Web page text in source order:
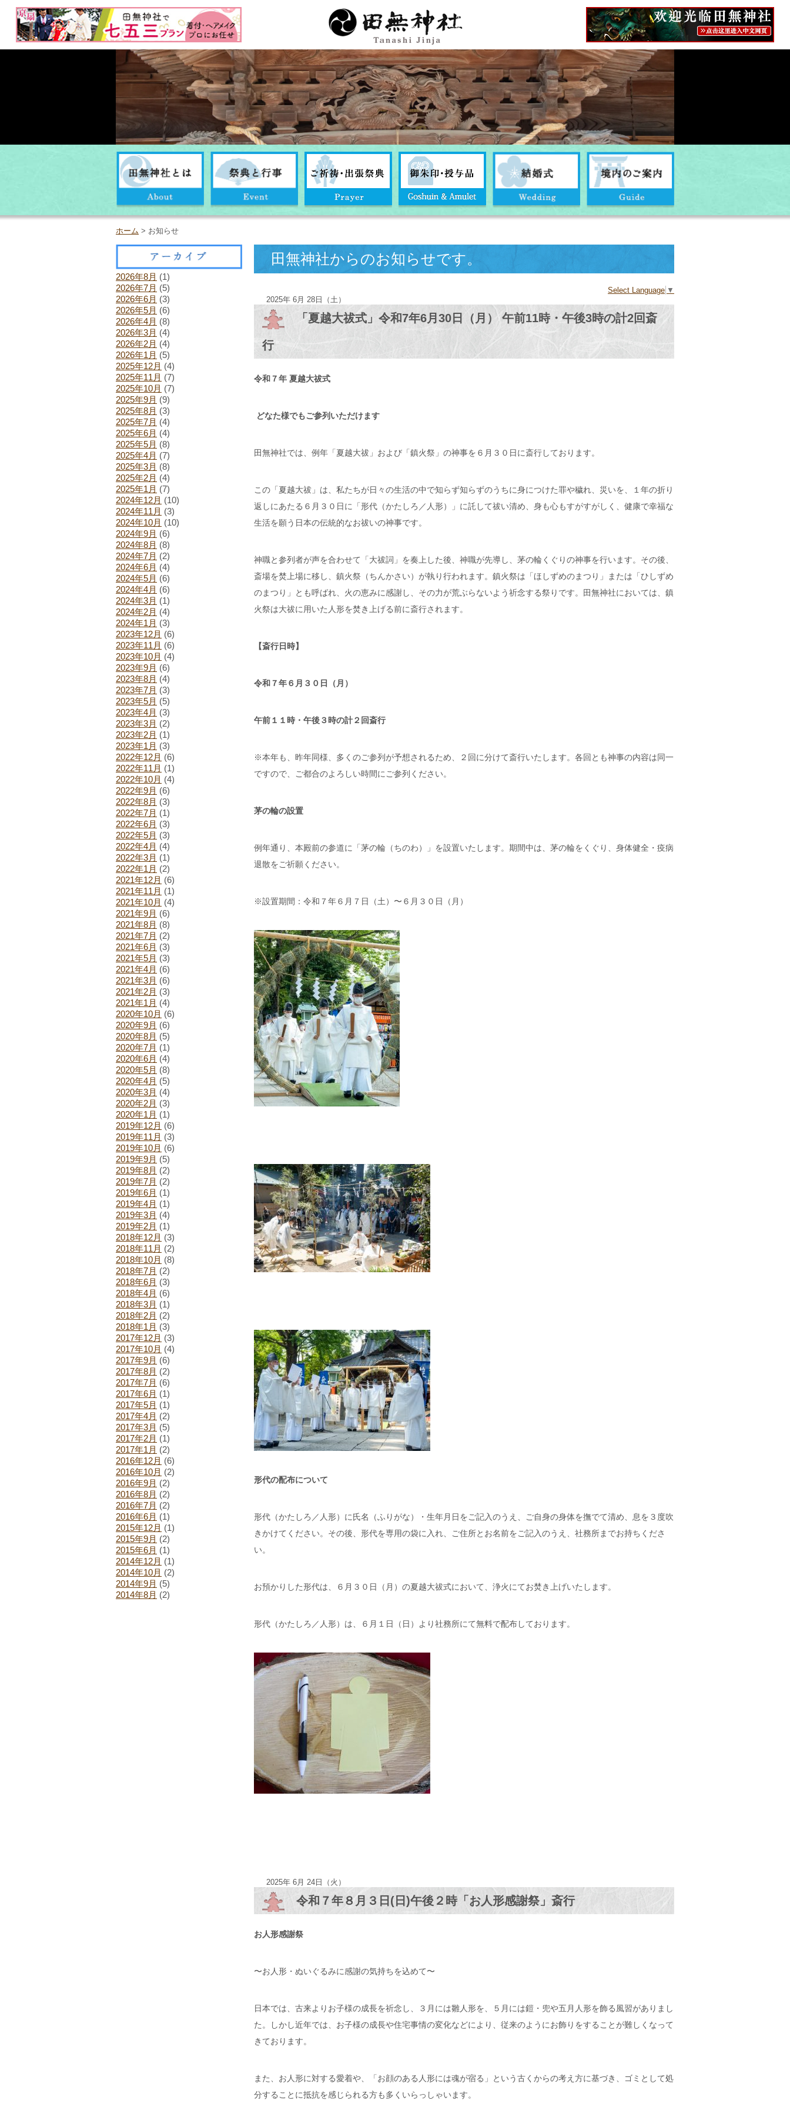
ホーム > お知らせ
2026年8月 (1)
2026年7月 (5)
2026年6月 (3)
2026年5月 (6)
2026年4月 (8)
2026年3月 (4)
2026年2月 (4)
2026年1月 (5)
2025年12月 (4)
2025年11月 (7)
2025年10月 (7)
2025年9月 (9)
2025年8月 (3)
2025年7月 (4)
2025年6月 (4)
2025年5月 (8)
2025年4月 (7)
2025年3月 (8)
2025年2月 (4)
2025年1月 (7)
2024年12月 (10)
2024年11月 (3)
2024年10月 (10)
2024年9月 (6)
2024年8月 (8)
2024年7月 (2)
2024年6月 (4)
2024年5月 (6)
2024年4月 (6)
2024年3月 (1)
2024年2月 (4)
2024年1月 (3)
2023年12月 (6)
2023年11月 (6)
2023年10月 (4)
2023年9月 (6)
2023年8月 (4)
2023年7月 (3)
2023年5月 (5)
2023年4月 (3)
2023年3月 (2)
2023年2月 (1)
2023年1月 (3)
2022年12月 (6)
2022年11月 (1)
2022年10月 (4)
2022年9月 (6)
2022年8月 (3)
2022年7月 (1)
2022年6月 (3)
2022年5月 (3)
2022年4月 (4)
2022年3月 (1)
2022年1月 (2)
2021年12月 (6)
2021年11月 (1)
2021年10月 (4)
2021年9月 (6)
2021年8月 (8)
2021年7月 (2)
2021年6月 (3)
2021年5月 (3)
2021年4月 (6)
2021年3月 (6)
2021年2月 (3)
2021年1月 (4)
2020年10月 (6)
2020年9月 (6)
2020年8月 (5)
2020年7月 (1)
2020年6月 (4)
2020年5月 (8)
2020年4月 (5)
2020年3月 (4)
2020年2月 (3)
2020年1月 (1)
2019年12月 (6)
2019年11月 (3)
2019年10月 (6)
2019年9月 (5)
2019年8月 (2)
2019年7月 (2)
2019年6月 (1)
2019年4月 (1)
2019年3月 (4)
2019年2月 (1)
2018年12月 (3)
2018年11月 (2)
2018年10月 (8)
2018年7月 (2)
2018年6月 (3)
2018年4月 (6)
2018年3月 (1)
2018年2月 (2)
2018年1月 (3)
2017年12月 (3)
2017年10月 (4)
2017年9月 (6)
2017年8月 (2)
2017年7月 (6)
2017年6月 (1)
2017年5月 (1)
2017年4月 (2)
2017年3月 (5)
2017年2月 (1)
2017年1月 (2)
2016年12月 (6)
2016年10月 (2)
2016年9月 (2)
2016年8月 (2)
2016年7月 (2)
2016年6月 (1)
2015年12月 (1)
2015年9月 (2)
2015年6月 (1)
2014年12月 (1)
2014年10月 (2)
2014年9月 (5)
2014年8月 (2)
田無神社からのお知らせです。
Select Language ▼
2025年 6月 28日（土）
「夏越大祓式」令和7年6月30日（月） 午前11時・午後3時の計2回斎
行
令和７年 夏越大祓式
どなた様でもご参列いただけます
田無神社では、例年「夏越大祓」および「鎮火祭」の神事を６月３０日に斎行しております。
この「夏越大祓」は、私たちが日々の生活の中で知らず知らずのうちに身につけた罪や穢れ、災いを、１年の折り
返しにあたる６月３０日に「形代（かたしろ／人形）」に託して祓い清め、身も心もすがすがしく、健康で幸福な
生活を願う日本の伝統的なお祓いの神事です。
神職と参列者が声を合わせて「大祓詞」を奏上した後、神職が先導し、茅の輪くぐりの神事を行います。その後、
斎場を焚上場に移し、鎮火祭（ちんかさい）が執り行われます。鎮火祭は「ほしずめのまつり」または「ひしずめ
のまつり」とも呼ばれ、火の恵みに感謝し、その力が荒ぶらないよう祈念する祭りです。田無神社においては、鎮
火祭は大祓に用いた人形を焚き上げる前に斎行されます。
【斎行日時】
令和７年６月３０日（月）
午前１１時・午後３時の計２回斎行
※本年も、昨年同様、多くのご参列が予想されるため、２回に分けて斎行いたします。各回とも神事の内容は同一
ですので、ご都合のよろしい時間にご参列ください。
茅の輪の設置
例年通り、本殿前の参道に「茅の輪（ちのわ）」を設置いたします。期間中は、茅の輪をくぐり、身体健全・疫病
退散をご祈願ください。
※設置期間：令和７年６月７日（土）〜６月３０日（月）
形代の配布について
形代（かたしろ／人形）に氏名（ふりがな）・生年月日をご記入のうえ、ご自身の身体を撫でて清め、息を３度吹
きかけてください。その後、形代を専用の袋に入れ、ご住所とお名前をご記入のうえ、社務所までお持ちくださ
い。
お預かりした形代は、６月３０日（月）の夏越大祓式において、浄火にてお焚き上げいたします。
形代（かたしろ／人形）は、６月１日（日）より社務所にて無料で配布しております。
2025年 6月 24日（火）
令和７年８月３日(日)午後２時「お人形感謝祭」斎行
お人形感謝祭
〜お人形・ぬいぐるみに感謝の気持ちを込めて〜
日本では、古来よりお子様の成長を祈念し、３月には雛人形を、５月には鎧・兜や五月人形を飾る風習がありまし
た。しかし近年では、お子様の成長や住宅事情の変化などにより、従来のようにお飾りをすることが難しくなって
きております。
また、お人形に対する愛着や、「お顔のある人形には魂が宿る」という古くからの考え方に基づき、ゴミとして処
分することに抵抗を感じられる方も多くいらっしゃいます。